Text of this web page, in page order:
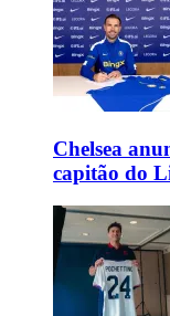
Chelsea
capitão do